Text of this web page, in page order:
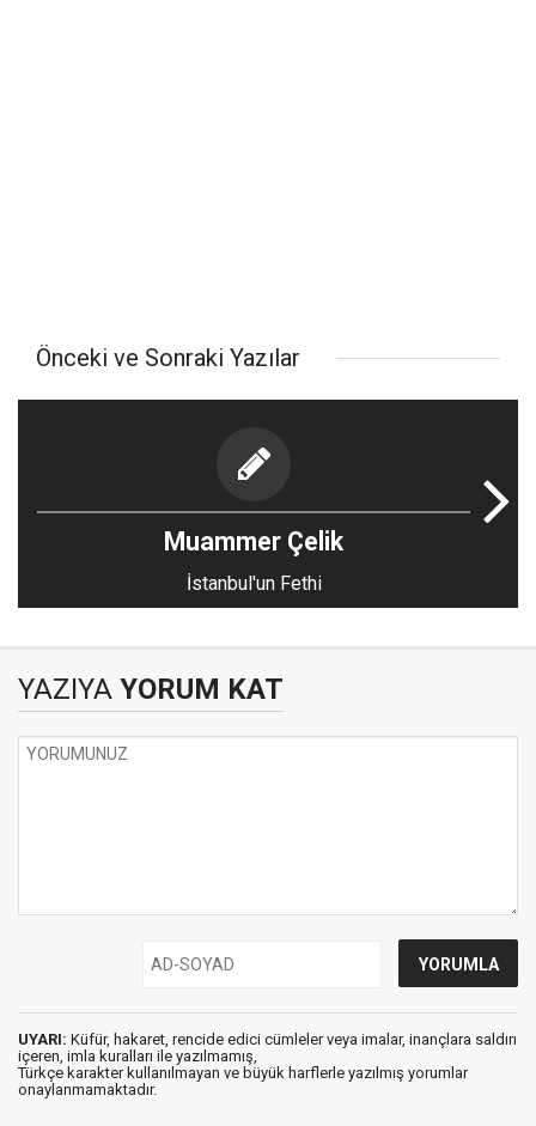
Önceki ve Sonraki Yazılar
Muammer Çelik
İstanbul'un Fethi
YAZIYA YORUM KAT
UYARI: Küfür, hakaret, rencide edici cümleler veya imalar, inançlara saldırı
içeren, imla kuralları ile yazılmamış,
Türkçe karakter kullanılmayan ve büyük harflerle yazılmış yorumlar
onaylanmamaktadır.